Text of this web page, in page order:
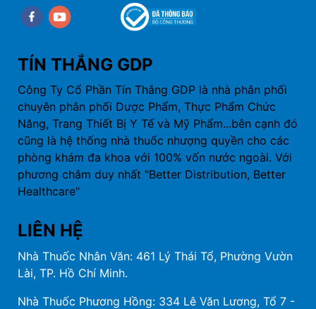
Facebookyoutube
TÍN THẮNG GDP
Công Ty Cổ Phần Tín Thắng GDP là nhà phân phối
chuyên phân phối Dược Phẩm, Thực Phẩm Chức
Năng, Trang Thiết Bị Y Tế và Mỹ Phẩm...bên cạnh đó
cũng là hệ thống nhà thuốc nhượng quyền cho các
phòng khám đa khoa với 100% vốn nước ngoài. Với
phương châm duy nhất "Better Distribution, Better
Healthcare"
LIÊN HỆ
Nhà Thuốc Nhân Văn: 461 Lý Thái Tổ, Phường Vườn
Lài, TP. Hồ Chí Minh.
Nhà Thuốc Phương Hồng: 334 Lê Văn Lương, Tổ 7 -